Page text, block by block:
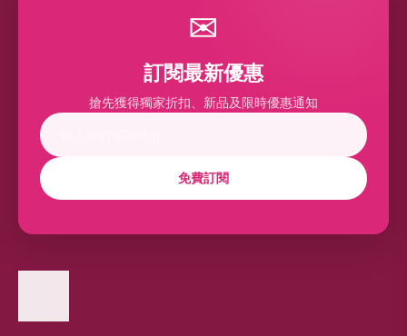
✉
訂閱最新優惠
搶先獲得獨家折扣、新品及限時優惠通知
免費訂閱